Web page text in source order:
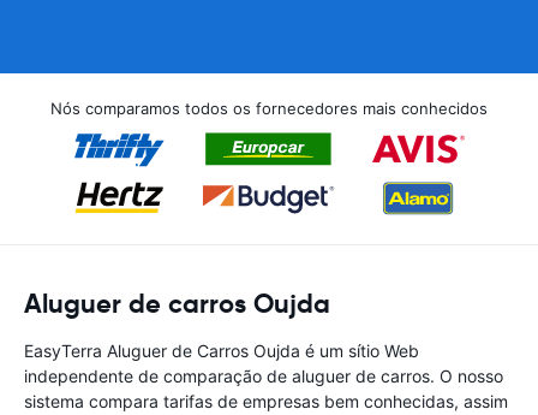
Nós comparamos todos os fornecedores mais conhecidos
Aluguer de carros Oujda
EasyTerra Aluguer de Carros Oujda é um sítio Web
independente de comparação de aluguer de carros. O nosso
sistema compara tarifas de empresas bem conhecidas, assim